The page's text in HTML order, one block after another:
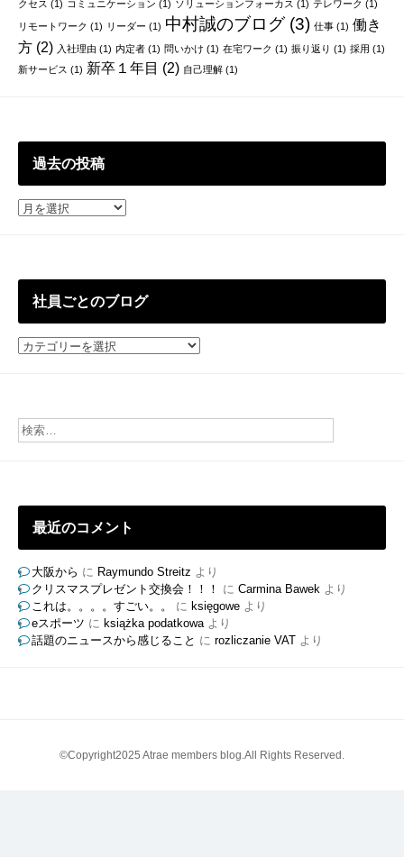
クセス (1) コミュニケーション (1) ソリューションフォーカス (1) テレワーク (1)
リモートワーク (1) リーダー (1) 中村誠のブログ(3) 仕事(1) 働き
方(2) 入社理由 (1) 内定者(1) 問いかけ (1) 在宅ワーク (1) 振り返り (1) 採用 (1)
新サービス (1) 新卒１年目 (2) 自己理解(1)
過去の投稿
過
社員ごとのブログ
社
ブ
最近のコメント
大阪から に Raymundo Streitz より
クリスマスプレゼント交換会！！！
に Carmina Bawekより
これは。。。。すごい。。
に księgoweより
eスポーツ に książka podatkowaより
話題のニュースから感じること に rozliczanie VATより
©Copyright2025 Atrae members blog.All Rights Reserved.